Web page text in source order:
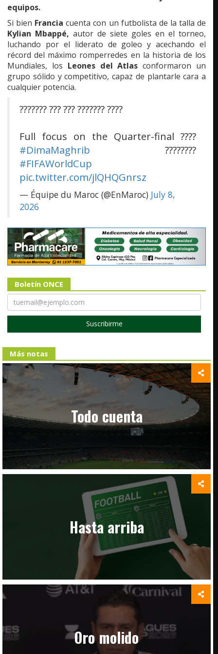
equipos.
Si bien Francia cuenta con un futbolista de la talla de
Kylian Mbappé, autor de siete goles en el torneo,
luchando por el liderato de goleo y acechando el
récord del máximo romperredes en la historia de los
Mundiales, los Leones del Atlas conformaron un
grupo sólido y competitivo, capaz de plantarle cara a
cualquier potencia.
??????? ??? ??? ??????? ????
Full focus on the Quarter-final ????
#DimaMaghrib ????????
#FIFAWorldCup
pic.twitter.com/jlQHQGnrsz
— Équipe du Maroc (@EnMaroc) July 8,
2026
Boletín ONCE
Suscribirme
Más notas
Todo cuenta
Hasta arriba
Oro molido